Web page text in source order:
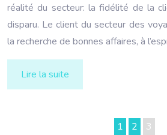
réalité du secteur: la fidélité de la
disparu. Le client du secteur des
la recherche de bonnes affaires, à
Lire la suite
1 2 3